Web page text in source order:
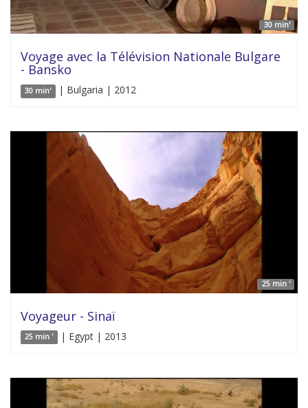
30 min'
Voyage avec la Télévision Nationale Bulgare
- Bansko
30 min' | Bulgaria | 2012
25 min '
Voyageur - Sinaï
25 min ' | Egypt | 2013